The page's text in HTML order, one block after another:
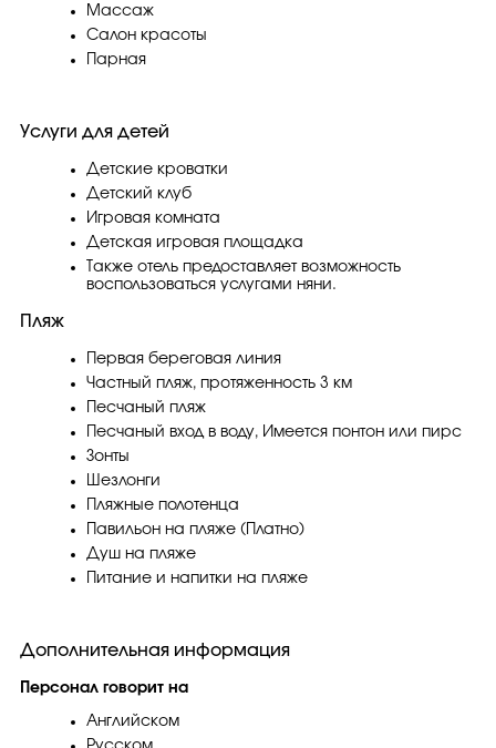
Массаж
Салон красоты
Парная
Услуги для детей
Детские кроватки
Детский клуб
Игровая комната
Детская игровая площадка
Также отель предоставляет возможность
воспользоваться услугами няни.
Пляж
Первая береговая линия
Частный пляж, протяженность 3 км
Песчаный пляж
Песчаный вход в воду, Имеется понтон или пирс
Зонты
Шезлонги
Пляжные полотенца
Павильон на пляже (Платно)
Душ на пляже
Питание и напитки на пляже
Дополнительная информация
Персонал говорит на
Английском